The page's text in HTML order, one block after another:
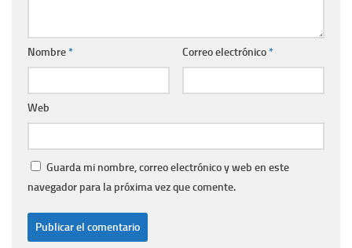
Nombre* Correo electrónico*
Web
Guarda mi nombre, correo electrónico y web en este
navegador para la próxima vez que comente.